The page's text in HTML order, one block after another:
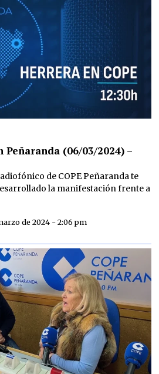
Peñaranda (06/03/2024) –
de COPE Peñaranda te
la manifestación frente a
de 2024 - 2:06 pm